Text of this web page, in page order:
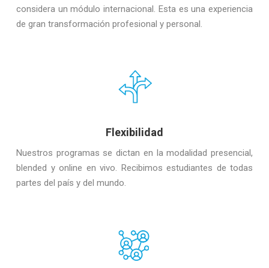
considera un módulo internacional. Esta es una experiencia
de gran transformación profesional y personal.
Flexibilidad
Nuestros programas se dictan en la modalidad presencial,
blended y online en vivo. Recibimos estudiantes de todas
partes del país y del mundo.